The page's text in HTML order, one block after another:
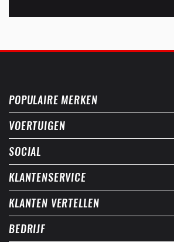
POPULAIRE MERKEN
VOERTUIGEN
SOCIAL
KLANTENSERVICE
KLANTEN VERTELLEN
BEDRIJF